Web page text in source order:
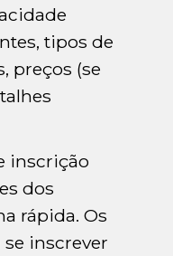
tipos de
preços (se
inscrição
dos
rápida. Os
inscrever